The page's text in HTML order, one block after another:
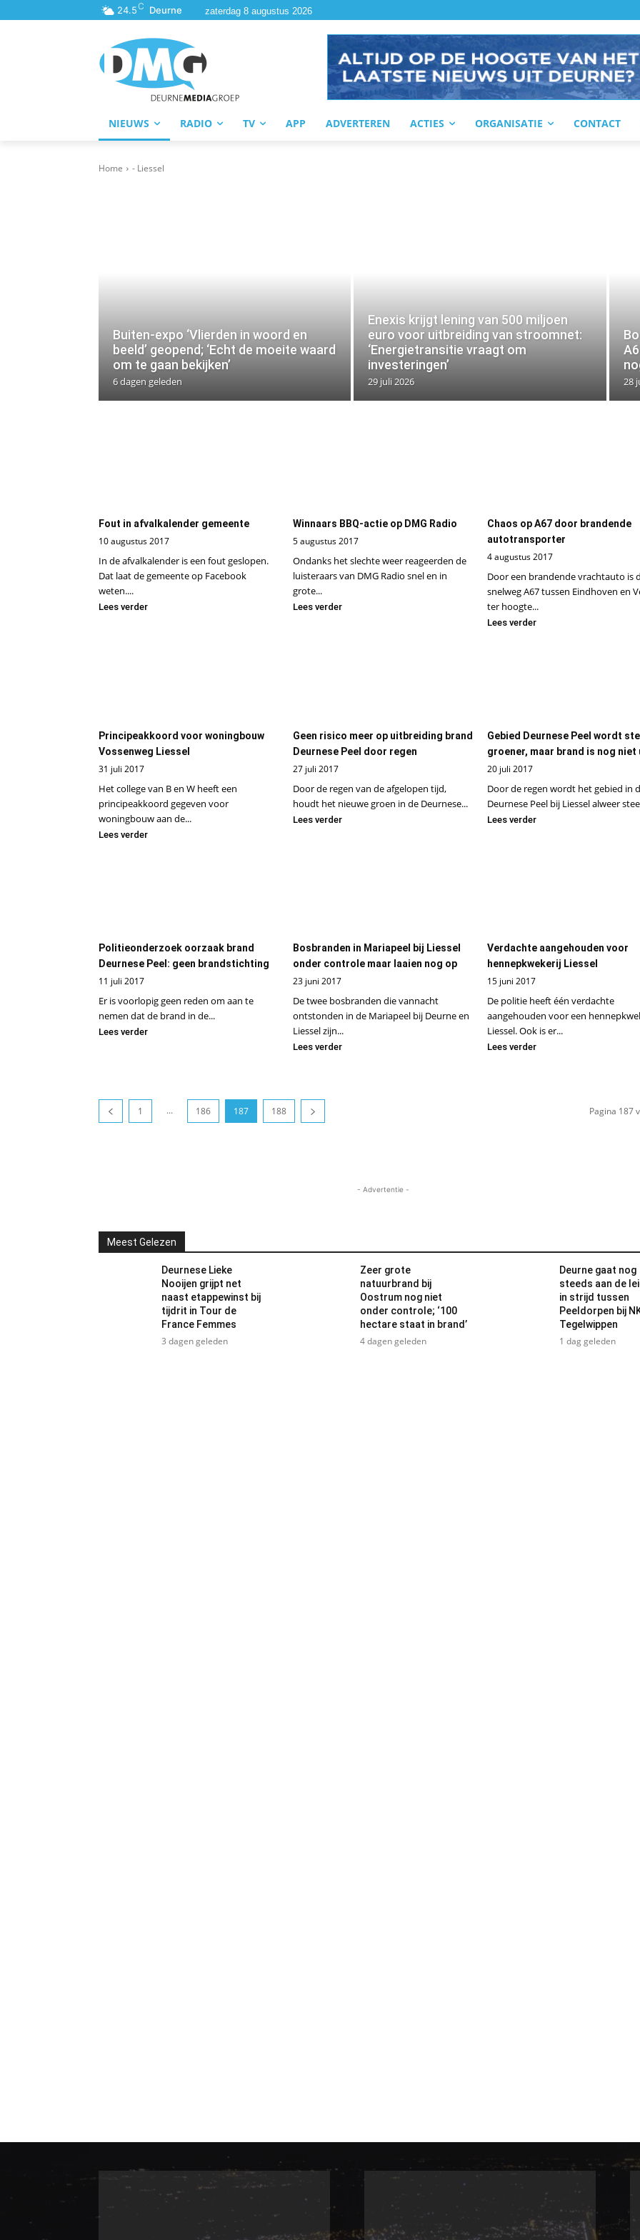
24.5C Deurne zaterdag 8 augustus 2026
NIEUWS RADIO TV APP ADVERTEREN ACTIES ORGANISATIE CONTACT
Home - Liessel
Buiten-expo ‘Vlierden in woord en
beeld’ geopend; ‘Echt de moeite waard
om te gaan bekijken’
6 dagen geleden
Enexis krijgt lening van 500 miljoen
euro voor uitbreiding van stroomnet:
‘Energietransitie vraagt om
investeringen’
29 juli 2026 28
Fout in afvalkalender gemeente
10 augustus 2017
In de afvalkalender is een fout geslopen.
Dat laat de gemeente op Facebook
weten....
Lees verder
Winnaars BBQ-actie op DMG Radio
5 augustus 2017
Ondanks het slechte weer reageerden de
luisteraars van DMG Radio snel en in
grote...
Lees verder
Chaos op A67 door brandende
autotransporter
4 augustus 2017
Door een brandende vrachtauto is
snelweg A67 tussen Eindhoven en
ter hoogte...
Lees verder
Principeakkoord voor woningbouw
Vossenweg Liessel
31 juli 2017
Het college van B en W heeft een
principeakkoord gegeven voor
woningbouw aan de...
Lees verder
Geen risico meer op uitbreiding brand
Deurnese Peel door regen
27 juli 2017
Door de regen van de afgelopen tijd,
houdt het nieuwe groen in de Deurnese...
Lees verder
Gebied Deurnese Peel wordt
groener, maar brand is nog niet
20 juli 2017
Door de regen wordt het gebied in
Deurnese Peel bij Liessel alweer
Lees verder
Politieonderzoek oorzaak brand
Deurnese Peel: geen brandstichting
11 juli 2017
Er is voorlopig geen reden om aan te
nemen dat de brand in de...
Lees verder
Bosbranden in Mariapeel bij Liessel
onder controle maar laaien nog op
23 juni 2017
De twee bosbranden die vannacht
ontstonden in de Mariapeel bij Deurne en
Liessel zijn...
Lees verder
Verdachte aangehouden voor
hennepkwekerij Liessel
15 juni 2017
De politie heeft één verdachte
aangehouden voor een
Liessel. Ook is er...
Lees verder
1 ... 186 187 188 Pagina 187
- Advertentie -
Meest Gelezen
Deurnese Lieke
Nooijen grijpt net
naast etappewinst bij
tijdrit in Tour de
France Femmes
3 dagen geleden
Zeer grote
natuurbrand bij
Oostrum nog niet
onder controle; ‘100
hectare staat in brand’
4 dagen geleden
Deurne gaat nog
steeds aan de
in strijd tussen
Peeldorpen bij
Tegelwippen
1 dag geleden